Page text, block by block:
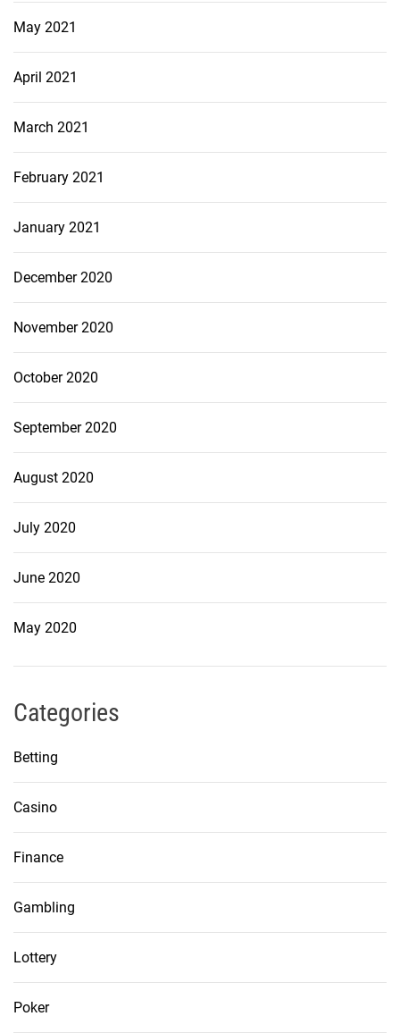
May 2021
April 2021
March 2021
February 2021
January 2021
December 2020
November 2020
October 2020
September 2020
August 2020
July 2020
June 2020
May 2020
Categories
Betting
Casino
Finance
Gambling
Lottery
Poker